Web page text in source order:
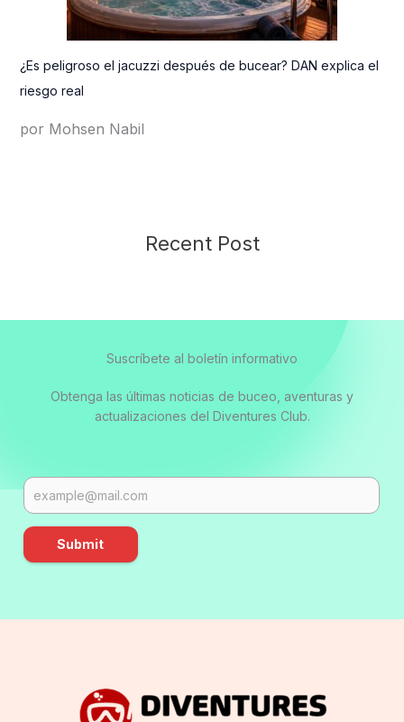
¿Es peligroso el jacuzzi después de bucear? DAN explica el
riesgo real
por Mohsen Nabil
Recent Post
Suscríbete al boletín informativo
Obtenga las últimas noticias de buceo, aventuras y
actualizaciones del Diventures Club.
Submit